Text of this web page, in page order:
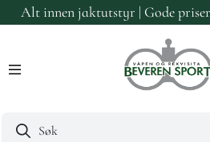
Hopp til innhold
Alt innen jaktutstyr | Gode